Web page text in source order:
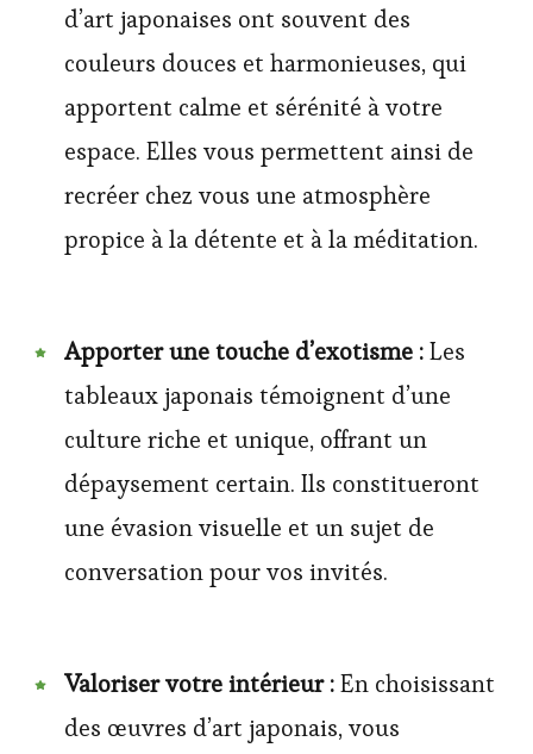
d’art japonaises ont souvent des
couleurs douces et harmonieuses, qui
apportent calme et sérénité à votre
espace. Elles vous permettent ainsi de
recréer chez vous une atmosphère
propice à la détente et à la méditation.
Apporter une touche d’exotisme :Les
tableaux japonais témoignent d’une
culture riche et unique, offrant un
dépaysement certain. Ils constitueront
une évasion visuelle et un sujet de
conversation pour vos invités.
Valoriser votre intérieur :En choisissant
des œuvres d’art japonais, vous